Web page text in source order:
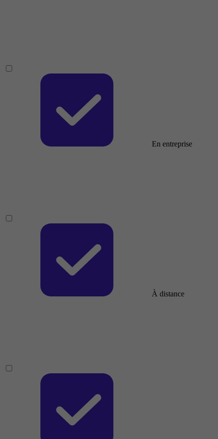
En entreprise
À distance